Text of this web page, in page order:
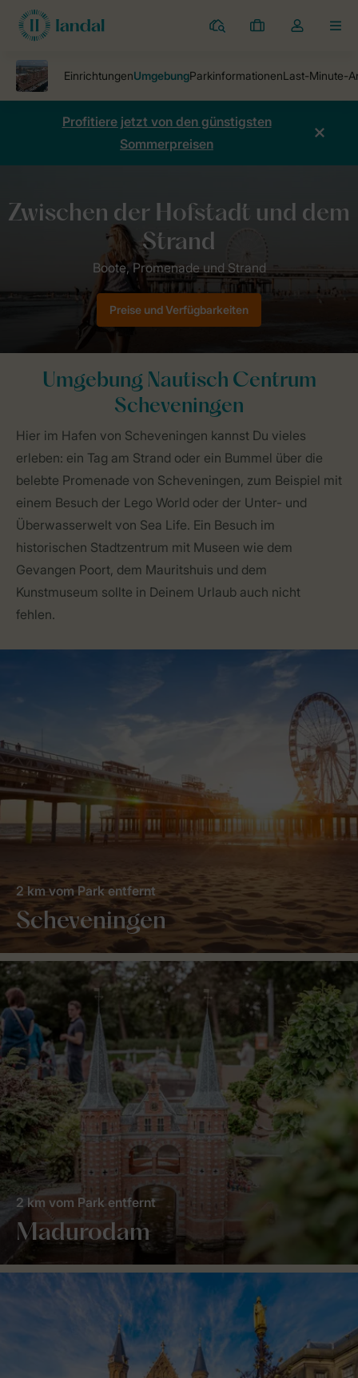
Ferienparks
Meine
Dropdown-
öffnen
Profitiere jetzt von den günstigsten
Sommerpreisen
Ferienparks Nautisch Centrum Scheveningen Umgebung
Preise und Verfügbarkeiten
Umgebung Nautisch Centrum
Scheveningen
Hier im Hafen von Scheveningen kannst Du vieles
erleben: ein Tag am Strand oder ein Bummel über die
belebte Promenade von Scheveningen, zum Beispiel mit
einem Besuch der Lego World oder der Unter- und
Überwasserwelt von Sea Life. Ein Besuch im
historischen Stadtzentrum mit Museen wie dem
Gevangen Poort, dem Mauritshuis und dem
Kunstmuseum sollte in Deinem Urlaub auch nicht
fehlen.
Scheveningen
2 km vom Park entfernt
Madurodam
2 km vom Park entfernt